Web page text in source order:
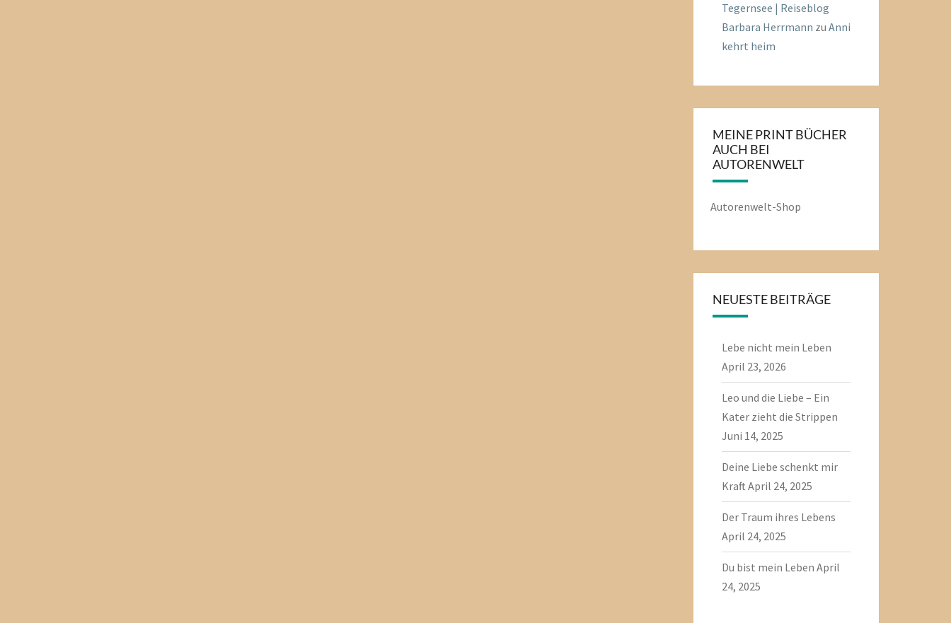
Tegernsee | Reiseblog
Barbara Herrmann zu Anni
kehrt heim
MEINE PRINT BÜCHER
AUCH BEI
AUTORENWELT
Autorenwelt-Shop
NEUESTE BEITRÄGE
Lebe nicht mein Leben
April 23, 2026
Leo und die Liebe – Ein
Kater zieht die Strippen
Juni 14, 2025
Deine Liebe schenkt mir
KraftApril 24, 2025
Der Traum ihres Lebens
April 24, 2025
Du bist mein Leben April
24, 2025